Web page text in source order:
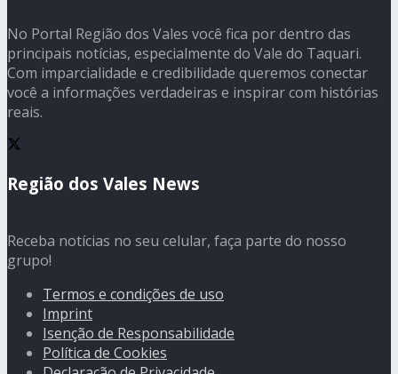
No Portal Região dos Vales você fica por dentro das
principais notícias, especialmente do Vale do Taquari.
Com imparcialidade e credibilidade queremos conectar
você a informações verdadeiras e inspirar com histórias
reais.
Região dos Vales News
Receba notícias no seu celular, faça parte do nosso
grupo!
Termos e condições de uso
Imprint
Isenção de Responsabilidade
Política de Cookies